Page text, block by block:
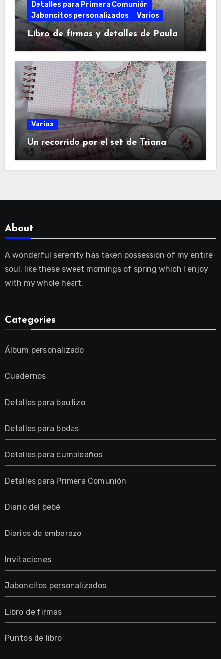
Detalles para Primera Comunión
Jaboncitos personalizados
Varios
Libro de firmas y detalles de Paula
Varios
Un recorrido por el set de Triana
About
A wonderful serenity has taken possession of my entire
soul, like these sweet mornings of spring which I enjoy
with my whole heart.
Categories
Álbum personalizado
Cuadernos
Detalles para bautizo
Detalles para bodas
Detalles para cumpleaños
Detalles para Primera Comunión
Diario del bebé
Diarios de embarazo
Invitaciones
Jaboncitos personalizados
Libro de firmas
Puntos de libro